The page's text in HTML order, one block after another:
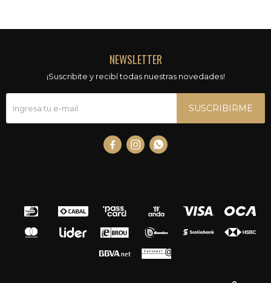
NEWSLETTER
¡Suscribite y recibí todas nuestras novedades!
SUSCRIBIRME
  